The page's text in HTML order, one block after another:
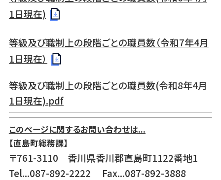
1日現在)
等級及び職制上の段階ごとの職員数（令和7年4月
1日現在）
等級及び職制上の段階ごとの職員数(令和8年4月
1日現在).pdf
このページに関するお問い合わせは...
【直島町総務課】
〒761-3110 香川県香川郡直島町1122番地1
Tel...087-892-2222 Fax...087-892-3888